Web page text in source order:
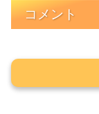
コメント